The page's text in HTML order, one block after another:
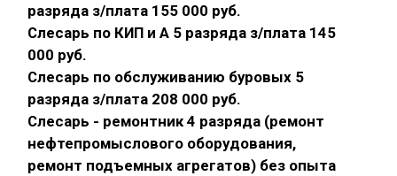
разряда з/плата 155 000 руб.
Слесарь по КИП и А 5 разряда з/плата 145
000 руб.
Слесарь по обслуживанию буровых 5
разряда з/плата 208 000 руб.
Слесарь - ремонтник 4 разряда (ремонт
нефтепромыслового оборудования,
ремонт подъемных агрегатов) без опыта